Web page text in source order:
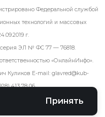
Принять
Федеральной службой
технологий и массовых
г.
серия ЭЛ № ФС 77 — 76818.
«ОнлайнИнфо».
Куликов E-mail: glavred@kub-
413 78 06.